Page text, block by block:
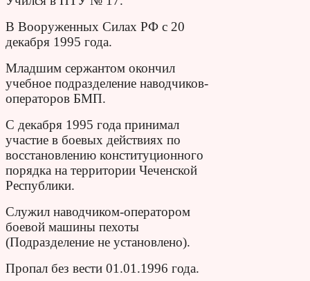
В Вооружен­ных Силах РФ с 20
декабря 1995 года.
Младшим сержантом окончил
учебное подразделение наводчиков-
операторов БМП.
С декабря 1995 года при­нимал
участие в бое­вых действиях по
восстановлению конституционного
порядка на территории Чечен­ской
Республики.
Служил наводчиком-оператором
боевой машины пехоты
(Подразделение не установлено).
Пропал без вести 01.01.1996 года.